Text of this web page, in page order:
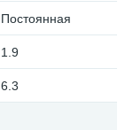
Постоянная
1.9
6.3